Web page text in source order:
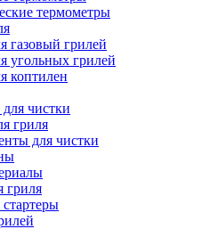
термометры
газовый грилей
угольных грилей
коптилен
чистки
гриля
для чистки
гриля